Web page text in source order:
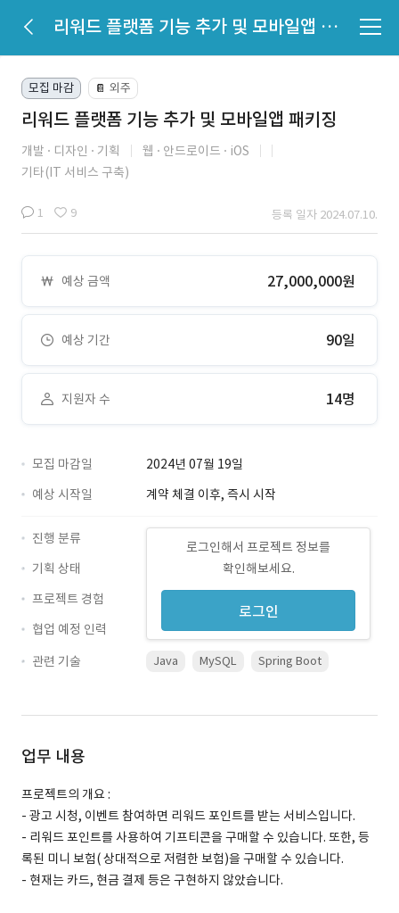
리워드 플랫폼 기능 추가 및 모바일앱 패키징
모집 마감 📔 외주
리워드 플랫폼 기능 추가 및 모바일앱 패키징
개발 디자인 기획 웹 안드로이드
iOS
기타(IT 서비스 구축)
1 9 등록 일자 2024.07.10.
예상 금액 27,000,000원
예상 기간 90일
지원자 수 14명
모집 마감일
2024년 07월 19일
예상 시작일
계약 체결 이후, 즉시 시작
로그인해서 프로젝트 정보를
확인해보세요.
로그인
진행 분류
기획 상태
프로젝트 경험
협업 예정 인력
관련 기술
Java MySQL Spring Boot
업무 내용
프로젝트의 개요 :
- 광고 시청, 이벤트 참여하면 리워드 포인트를 받는 서비스입니다.
- 리워드 포인트를 사용하여 기프티콘을 구매할 수 있습니다. 또한, 등
록된 미니 보험( 상대적으로 저렴한 보험)을 구매할 수 있습니다.
- 현재는 카드, 현금 결제 등은 구현하지 않았습니다.